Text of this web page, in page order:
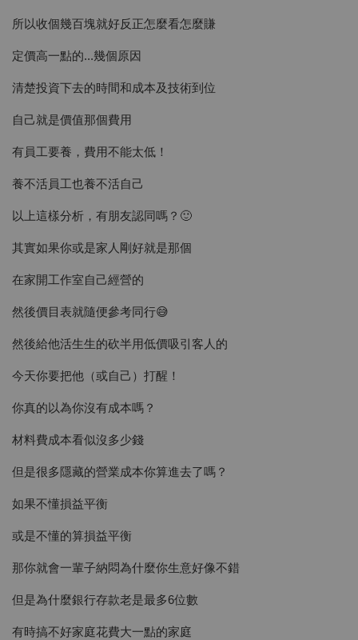
所以收個幾百塊就好反正怎麼看怎麼賺
定價高一點的...幾個原因
清楚投資下去的時間和成本及技術到位
自己就是價值那個費用
有員工要養，費用不能太低！
養不活員工也養不活自己
以上這樣分析，有朋友認同嗎？🙂
其實如果你或是家人剛好就是那個
在家開工作室自己經營的
然後價目表就隨便參考同行😅
然後給他活生生的砍半用低價吸引客人的
今天你要把他（或自己）打醒！
你真的以為你沒有成本嗎？
材料費成本看似沒多少錢
但是很多隱藏的營業成本你算進去了嗎？
如果不懂損益平衡
或是不懂的算損益平衡
那你就會一輩子納悶為什麼你生意好像不錯
但是為什麼銀行存款老是最多6位數
有時搞不好家庭花費大一點的家庭